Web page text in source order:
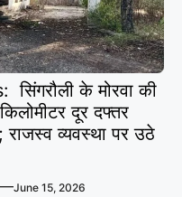
के मोरवा की
दूर दफ्तर
राजस्व व्यवस्था पर उठे
June 15, 2026